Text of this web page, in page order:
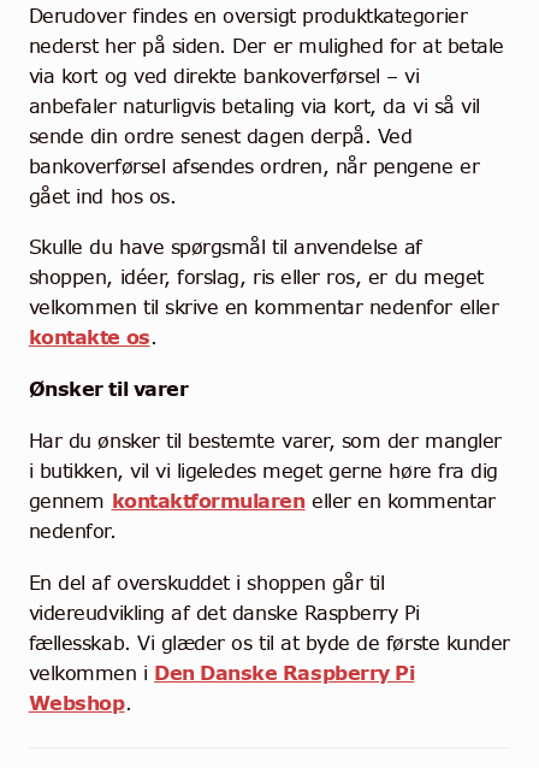
Derudover findes en oversigt produktkategorier
nederst her på siden. Der er mulighed for at betale
via kort og ved direkte bankoverførsel – vi
anbefaler naturligvis betaling via kort, da vi så vil
sende din ordre senest dagen derpå. Ved
bankoverførsel afsendes ordren, når pengene er
gået ind hos os.
Skulle du have spørgsmål til anvendelse af
shoppen, idéer, forslag, ris eller ros, er du meget
velkommen til skrive en kommentar nedenfor eller
kontakte os.
Ønsker til varer
Har du ønsker til bestemte varer, som der mangler
i butikken, vil vi ligeledes meget gerne høre fra dig
gennem kontaktformulareneller en kommentar
nedenfor.
En del af overskuddet i shoppen går til
videreudvikling af det danske Raspberry Pi
fællesskab. Vi glæder os til at byde de første kunder
velkommen i Den Danske Raspberry Pi
Webshop.